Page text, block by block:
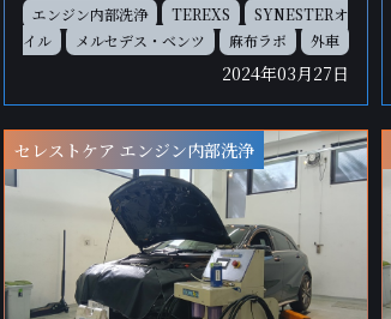
エンジン内部洗浄 TEREXS
SYNESTERオ
イル
メルセデス・ベンツ 麻布ラボ 外車
2024年03月27日
セレストケア エンジン内部洗浄